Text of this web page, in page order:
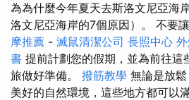
為為什麼今年夏天去斯洛文尼亞海
洛文尼亞海岸的7個原因）。 不要
摩推薦 - 滅鼠清潔公司 長照中心
書 提前計劃您的假期，並為前往這
旅做好準備。 撥筋教學 無論是放
美好的自然環境，這些地方都可以